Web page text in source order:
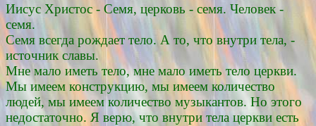
Иисус Христос - Семя, церковь - семя. Человек -
семя.
Семя всегда рождает тело. А то, что внутри тела, -
источник славы.
Мне мало иметь тело, мне мало иметь тело церкви.
Мы имеем конструкцию, мы имеем количество
людей, мы имеем количество музыкантов. Но этого
недостаточно. Я верю, что внутри тела церкви есть